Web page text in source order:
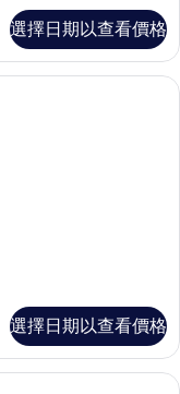
選擇日期以查看價格
、高級寢具、迷你吧、客
選擇日期以查看價格